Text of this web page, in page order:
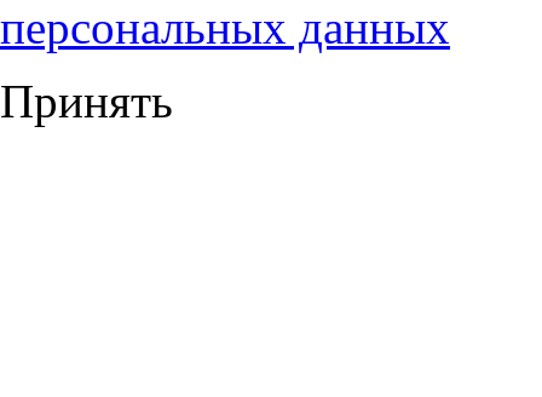
персональных данных
Принять